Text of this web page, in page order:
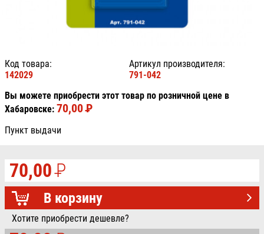
Код товара:
142029
Артикул производителя:
791-042
Вы можете приобрести этот товар по розничной цене в
Хабаровске: 70,00PУБ.
Пункт выдачи
70,00P
УБ.
В корзину
Хотите приобрести дешевле?